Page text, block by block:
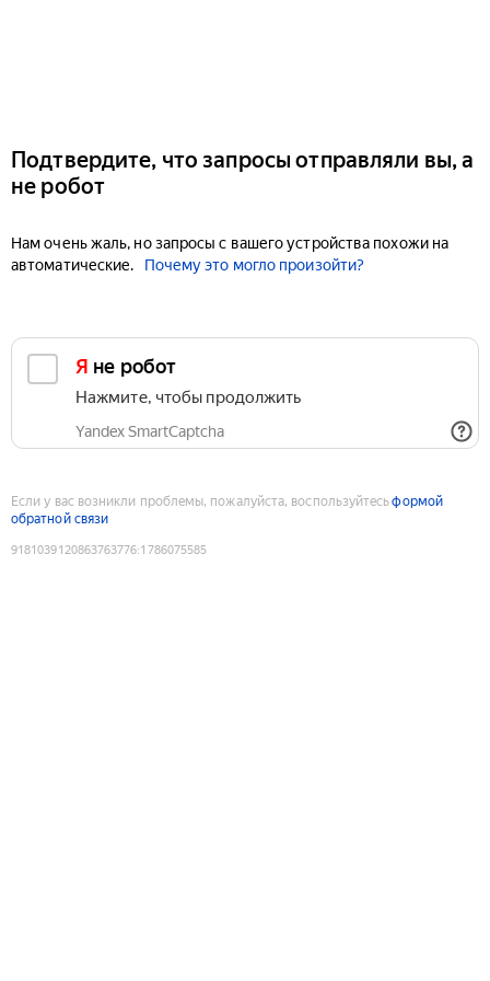
Подтвердите, что запросы отправляли вы, а
не робот
Нам очень жаль, но запросы с вашего устройства похожи на
автоматические.
Почему это могло произойти?
Я не робот
Нажмите, чтобы продолжить
Yandex SmartCaptcha
Если у вас возникли проблемы, пожалуйста, воспользуйтесьформой
обратной связи
9181039120863763776:1786075585